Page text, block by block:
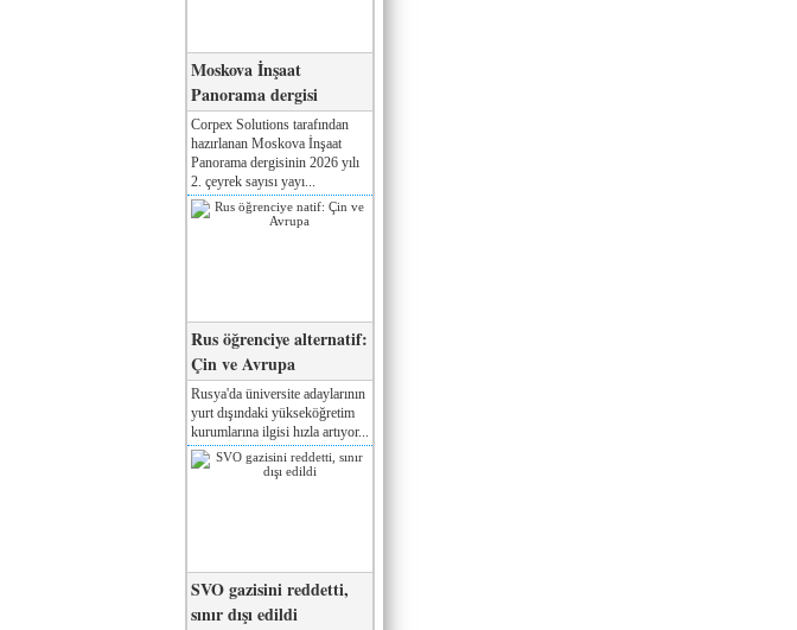
Moskova İnşaat
Panorama dergisi
Corpex Solutions tarafından
hazırlanan Moskova İnşaat
Panorama dergisinin 2026 yılı
2. çeyrek sayısı yayı...
Rus öğrenciye alternatif:
Çin ve Avrupa
Rusya'da üniversite adaylarının
yurt dışındaki yükseköğretim
kurumlarına ilgisi hızla artıyor...
SVO gazisini reddetti,
sınır dışı edildi